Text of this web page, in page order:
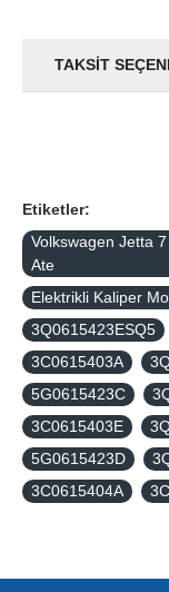
TAKSIT
Etiketler:
Volkswagen Jetta
Ate
Elektrikli Kaliper
3Q0615423ESQ5
3C0615403A
5G0615423C
3C0615403E
5G0615423D
3C0615404A